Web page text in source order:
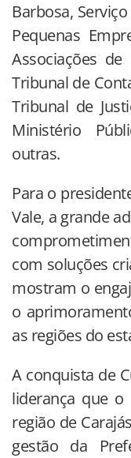
Barbosa,
Pequenas
Associações de
Tribunal de
Tribunal de
Ministério
outras.
Para o
Vale, a grande
com soluções
mostram o
o
as regiões do
A conquista de
liderança que
região de
gestão da